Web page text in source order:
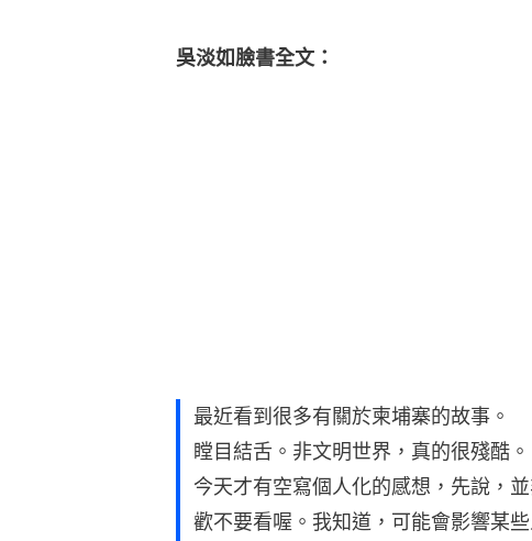
吳淡如臉書全文：
最近看到很多有關於柬埔寨的故事。
瞠目結舌。非文明世界，真的很殘酷。
今天才有空寫個人化的感想，先說，
歡不要看喔。我知道，可能會影響某些